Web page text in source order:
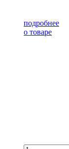
подробнее
о товаре